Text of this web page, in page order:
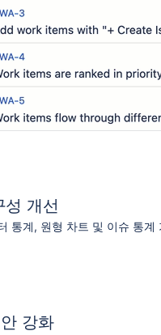
성 개선
통계, 원형 차트 및 이슈 통계
강화